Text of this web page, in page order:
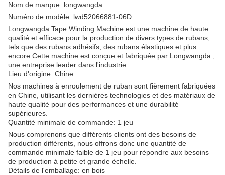
Nom de marque: longwangda
Numéro de modèle: lwd52066881-06D
Longwangda Tape Winding Machine est une machine de haute
qualité et efficace pour la production de divers types de rubans,
tels que des rubans adhésifs, des rubans élastiques et plus
encore.Cette machine est conçue et fabriquée par Longwangda.,
une entreprise leader dans l'industrie.
Lieu d'origine: Chine
Nos machines à enroulement de ruban sont fièrement fabriquées
en Chine, utilisant les dernières technologies et des matériaux de
haute qualité pour des performances et une durabilité
supérieures.
Quantité minimale de commande: 1 jeu
Nous comprenons que différents clients ont des besoins de
production différents, nous offrons donc une quantité de
commande minimale faible de 1 jeu pour répondre aux besoins
de production à petite et grande échelle.
Détails de l'emballage: en bois